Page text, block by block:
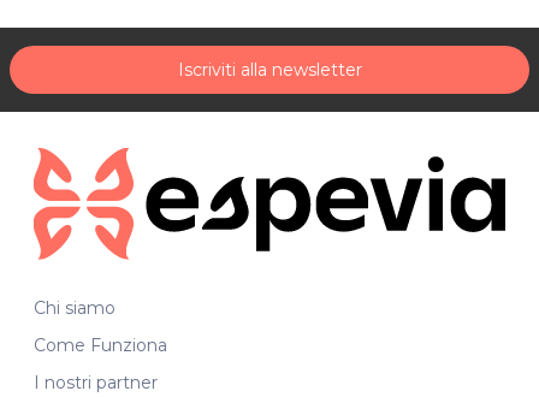
- Pensi di non essere abbastanza bravo/allenato?
Saremo felici di dimostrarti il contrario
- Uscite diversificate (notturne, al tramonto, all'alba, di
allenamento, ecc.) e pianificate nel minimo dettaglio;
inconvenienti durante l'uscita;
- Un gruppo di persone che si ritrovano per pedalare assieme
con lo spirito della gita, divertendosi in compagnia;
- Un gruppo di persone pronte ad aiutarti se hai un problema
durante l'uscita;
condividono con te la tua stessa passione;
- Un momento conviviale alla fine del giro in bici...
assieme ad altre persone rende ancora più bello il tutto
Iscriviti alla newsletter
Chi siamo
Come Funziona
I nostri partner